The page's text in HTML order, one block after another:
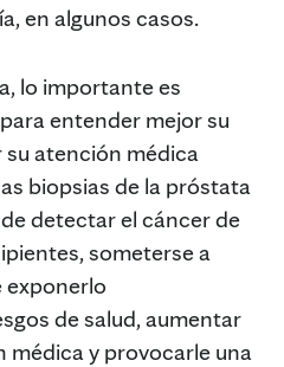
en algunos casos.
lo importante es
entender mejor su
atención médica
biopsias de la próstata
detectar el cáncer de
someterse a
exponerlo
de salud, aumentar
médica y provocarle una